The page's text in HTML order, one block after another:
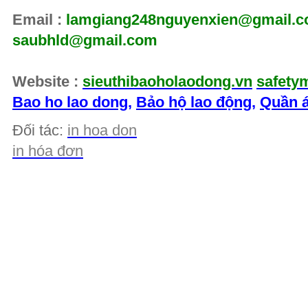
Email :
saubhld@gmail.com
Website : sieuthibaoholaodong.vn
Bao ho lao dong, Bảo hộ lao động, Quần
Đối tác: in hoa don
in hóa đơn